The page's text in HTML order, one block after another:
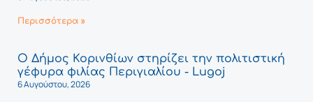
Περισσότερα »
Ο Δήμος Κορινθίων στηρίζει την πολιτιστική
γέφυρα φιλίας Περιγιαλίου - Lugoj
6 Αυγούστου, 2026